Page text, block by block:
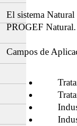
El sistema
PROGEF Natural.
Campos de